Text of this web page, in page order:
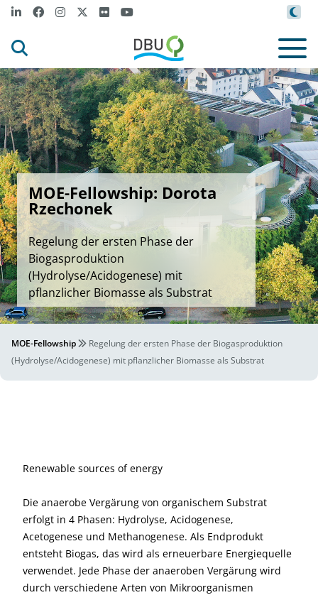
MOE-Fellowship: Dorota
Rzechonek
Regelung der ersten Phase der
Biogasproduktion
(Hydrolyse/Acidogenese) mit
pflanzlicher Biomasse als Substrat
MOE-Fellowship
Regelung der ersten Phase der Biogasproduktion
(Hydrolyse/Acidogenese) mit pflanzlicher Biomasse als Substrat
Renewable sources of energy
Die anaerobe Vergärung von organischem Substrat
erfolgt in 4 Phasen: Hydrolyse, Acidogenese,
Acetogenese und Methanogenese. Als Endprodukt
entsteht Biogas, das wird als erneuerbare Energiequelle
verwendet. Jede Phase der anaeroben Vergärung wird
durch verschiedene Arten von Mikroorganismen